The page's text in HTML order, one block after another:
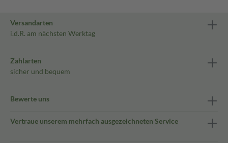
Versandarten
i.d.R. am nächsten Werktag
Zahlarten
sicher und bequem
Bewerte uns
Vertraue unserem mehrfach ausgezeichneten Service